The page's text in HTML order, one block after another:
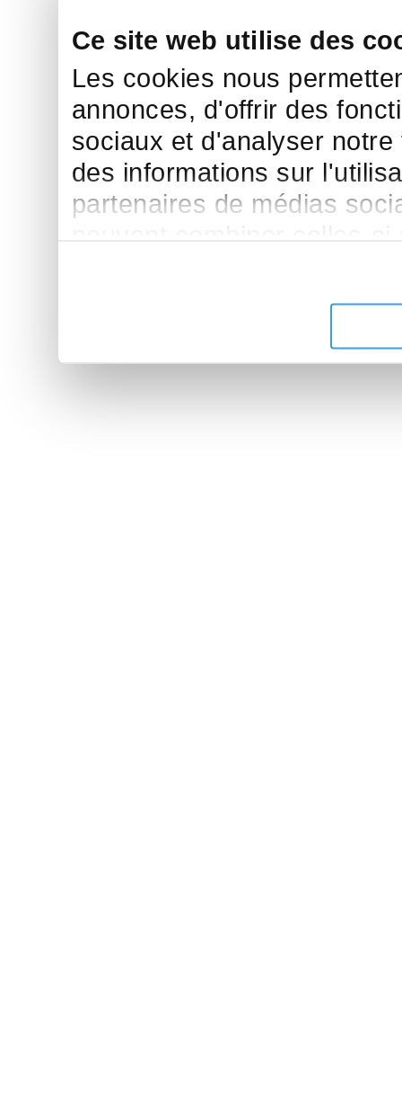
Ce site web utilise des
Les cookies nous
annonces, d'offrir des
sociaux et d'analyser
des informations sur
partenaires de médias